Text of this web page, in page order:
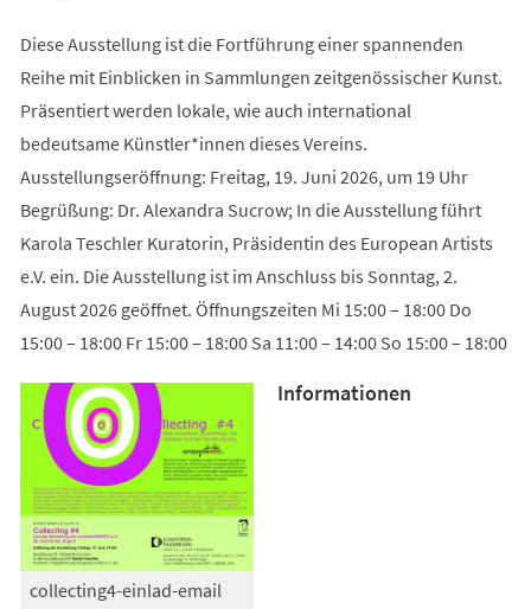
Diese Ausstellung ist die Fortführung einer spannenden
Reihe mit Einblicken in Sammlungen zeitgenössischer Kunst.
Präsentiert werden lokale, wie auch international
bedeutsame Künstler*innen dieses Vereins.
Ausstellungseröffnung: Freitag, 19. Juni 2026, um 19 Uhr
Begrüßung: Dr. Alexandra Sucrow; In die Ausstellung führt
Karola Teschler Kuratorin, Präsidentin des European Artists
e.V. ein. Die Ausstellung ist im Anschluss bis Sonntag, 2.
August 2026 geöffnet. Öffnungszeiten Mi 15:00 – 18:00 Do
15:00 – 18:00 Fr 15:00 – 18:00 Sa 11:00 – 14:00 So 15:00 – 18:00
collecting4-einlad-email
Informationen